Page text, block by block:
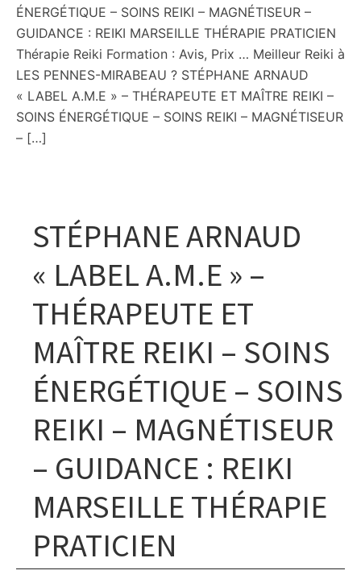
ÉNERGÉTIQUE – SOINS REIKI – MAGNÉTISEUR –
GUIDANCE : REIKI MARSEILLE THÉRAPIE PRATICIEN
Thérapie Reiki Formation : Avis, Prix … Meilleur Reiki à
LES PENNES-MIRABEAU ? STÉPHANE ARNAUD
« LABEL A.M.E » – THÉRAPEUTE ET MAÎTRE REIKI –
SOINS ÉNERGÉTIQUE – SOINS REIKI – MAGNÉTISEUR
– […]
STÉPHANE ARNAUD
« LABEL A.M.E » –
THÉRAPEUTE ET
MAÎTRE REIKI – SOINS
ÉNERGÉTIQUE – SOINS
REIKI – MAGNÉTISEUR
– GUIDANCE : REIKI
MARSEILLE THÉRAPIE
PRATICIEN